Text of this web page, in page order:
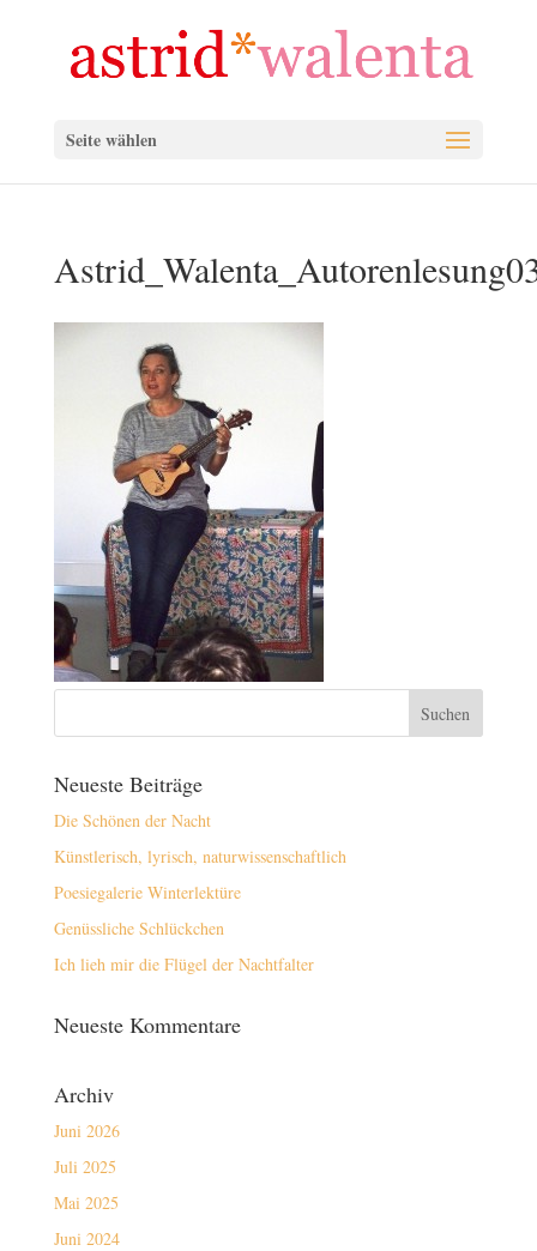
Seite wählen
Neueste Beiträge
Die Schönen der Nacht
Künstlerisch, lyrisch, naturwissenschaftlich
Poesiegalerie Winterlektüre
Genüssliche Schlückchen
Ich lieh mir die Flügel der Nachtfalter
Neueste Kommentare
Archiv
Juni 2026
Juli 2025
Mai 2025
Juni 2024